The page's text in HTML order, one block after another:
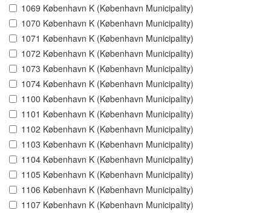
1069 København K (København Municipality)
1070 København K (København Municipality)
1071 København K (København Municipality)
1072 København K (København Municipality)
1073 København K (København Municipality)
1074 København K (København Municipality)
1100 København K (København Municipality)
1101 København K (København Municipality)
1102 København K (København Municipality)
1103 København K (København Municipality)
1104 København K (København Municipality)
1105 København K (København Municipality)
1106 København K (København Municipality)
1107 København K (København Municipality)